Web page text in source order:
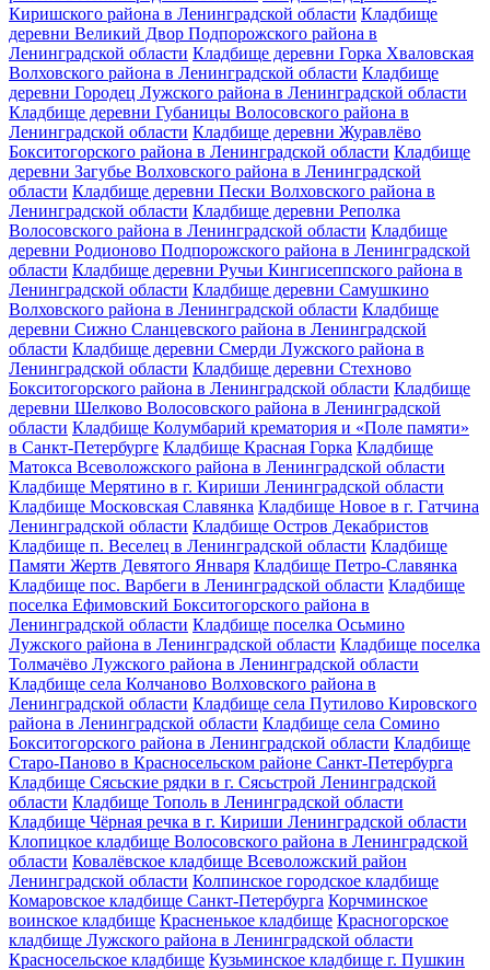
Киришского района в Ленинградской области Кладбище
деревни Великий Двор Подпорожского района в
Ленинградской области Кладбище деревни Горка Хваловская
Волховского района в Ленинградской области Кладбище
деревни Городец Лужского района в Ленинградской области
Кладбище деревни Губаницы Волосовского района в
Ленинградской области Кладбище деревни Журавлёво
Бокситогорского района в Ленинградской области Кладбище
деревни Загубье Волховского района в Ленинградской
области Кладбище деревни Пески Волховского района в
Ленинградской области Кладбище деревни Реполка
Волосовского района в Ленинградской области Кладбище
деревни Родионово Подпорожского района в Ленинградской
области Кладбище деревни Ручьи Кингисеппского района в
Ленинградской области Кладбище деревни Самушкино
Волховского района в Ленинградской области Кладбище
деревни Сижно Сланцевского района в Ленинградской
области Кладбище деревни Смерди Лужского района в
Ленинградской области Кладбище деревни Стехново
Бокситогорского района в Ленинградской области Кладбище
деревни Шелково Волосовского района в Ленинградской
области Кладбище Колумбарий крематория и «Поле памяти»
в Санкт-Петербурге Кладбище Красная Горка Кладбище
Матокса Всеволожского района в Ленинградской области
Кладбище Мерятино в г. Кириши Ленинградской области
Кладбище Московская Славянка Кладбище Новое в г. Гатчина
Ленинградской области Кладбище Остров Декабристов
Кладбище п. Веселец в Ленинградской области Кладбище
Памяти Жертв Девятого Января Кладбище Петро-Славянка
Кладбище пос. Варбеги в Ленинградской области Кладбище
поселка Ефимовский Бокситогорского района в
Ленинградской области Кладбище поселка Осьмино
Лужского района в Ленинградской области Кладбище поселка
Толмачёво Лужского района в Ленинградской области
Кладбище села Колчаново Волховского района в
Ленинградской области Кладбище села Путилово Кировского
района в Ленинградской области Кладбище села Сомино
Бокситогорского района в Ленинградской области Кладбище
Старо-Паново в Красносельском районе Санкт-Петербурга
Кладбище Сясьские рядки в г. Сясьстрой Ленинградской
области Кладбище Тополь в Ленинградской области
Кладбище Чёрная речка в г. Кириши Ленинградской области
Клопицкое кладбище Волосовского района в Ленинградской
области Ковалёвское кладбище Всеволожский район
Ленинградской области Колпинское городское кладбище
Комаровское кладбище Санкт-Петербурга Корчминское
воинское кладбище Красненькое кладбище Красногорское
кладбище Лужского района в Ленинградской области
Красносельское кладбище Кузьминское кладбище г. Пушкин